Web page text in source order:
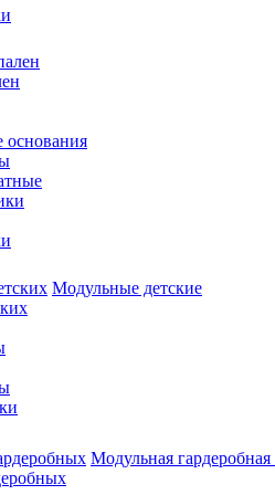
основания
Модульные детские
Модульная